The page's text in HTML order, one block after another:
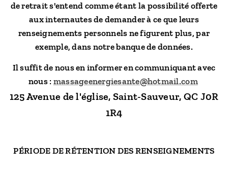
de retrait s'entend comme étant la possibilité offerte
aux internautes de demander à ce que leurs
renseignements personnels ne figurent plus, par
exemple, dans notre banque de données.
Il suffit de nous en informer en communiquant avec
nous : massageenergiesante@hotmail.com
125 Avenue de l'église, Saint-Sauveur, QC J0R
1R4
PÉRIODE DE RÉTENTION DES RENSEIGNEMENTS